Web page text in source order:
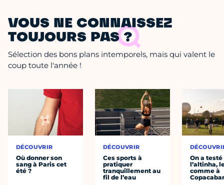
VOUS NE CONNAISSEZ
TOUJOURS PAS ?
Sélection des bons plans intemporels, mais qui valent le
coup toute l'année !
DÉCOUVRIR
Où donner son
sang à Paris cet
été ?
DÉCOUVRIR
Ces sports à
pratiquer
tranquillement au
fil de l’eau
On a testé
l’altinha,
comme à